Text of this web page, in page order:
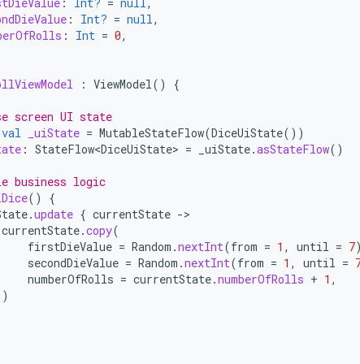
: Int? = null,
: Int = 0,
: ViewModel() {
screen UI state
val _uiState = MutableStateFlow(DiceUiState())
: StateFlow<DiceUiState> = _uiState.asStateFlow()
business logic
()
{
.update { currentState -
currentState.copy(
firstDieValue = Random .nextInt(from = 1 , until = 7
secondDieValue = Random .nextInt(from = 1 , until =
numberOfRolls = currentState.numberOfRolls + 1 ,
)